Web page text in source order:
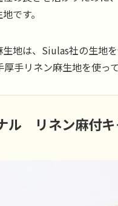
です。
地は、Siulas社の生地
手リネン麻生地を使って
ル リネン麻付キ